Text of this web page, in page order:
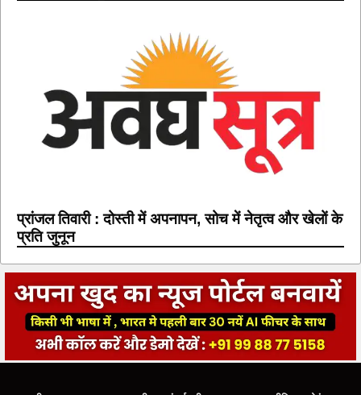
प्रांजल तिवारी : दोस्ती में अपनापन, सोच में नेतृत्व और खेलों के
प्रति जुनून